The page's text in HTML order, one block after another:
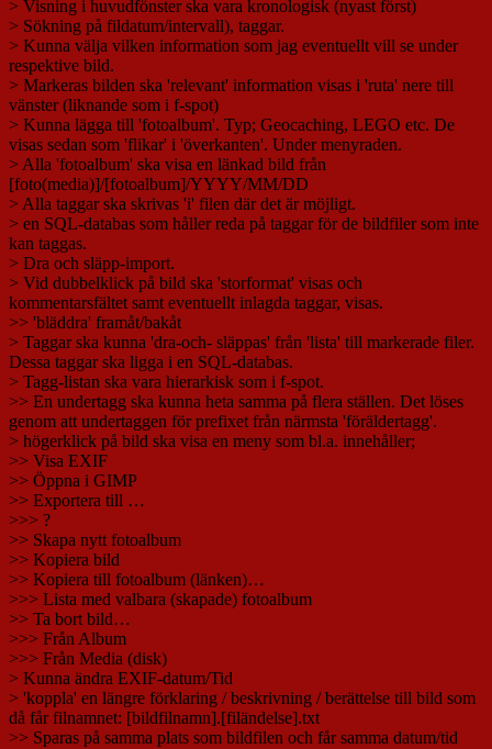
> Visning i huvudfönster ska vara kronologisk (nyast först)
> Sökning på fildatum/intervall), taggar.
> Kunna välja vilken information som jag eventuellt vill se under
respektive bild.
> Markeras bilden ska 'relevant' information visas i 'ruta' nere till
vänster (liknande som i f-spot)
> Kunna lägga till 'fotoalbum'. Typ; Geocaching, LEGO etc. De
visas sedan som 'flikar' i 'överkanten'. Under menyraden.
> Alla 'fotoalbum' ska visa en länkad bild från
[foto(media)]/[fotoalbum]/YYYY/MM/DD
> Alla taggar ska skrivas 'i' filen där det är möjligt.
> en SQL-databas som håller reda på taggar för de bildfiler som inte
kan taggas.
> Dra och släpp-import.
> Vid dubbelklick på bild ska 'storformat' visas och
kommentarsfältet samt eventuellt inlagda taggar, visas.
>> 'bläddra' framåt/bakåt
> Taggar ska kunna 'dra-och- släppas' från 'lista' till markerade filer.
Dessa taggar ska ligga i en SQL-databas.
> Tagg-listan ska vara hierarkisk som i f-spot.
>> En undertagg ska kunna heta samma på flera ställen. Det löses
genom att undertaggen för prefixet från närmsta 'föräldertagg'.
> högerklick på bild ska visa en meny som bl.a. innehåller;
>> Visa EXIF
>> Öppna i GIMP
>> Exportera till …
>>> ?
>> Skapa nytt fotoalbum
>> Kopiera bild
>> Kopiera till fotoalbum (länken)…
>>> Lista med valbara (skapade) fotoalbum
>> Ta bort bild…
>>> Från Album
>>> Från Media (disk)
> Kunna ändra EXIF-datum/Tid
> 'koppla' en längre förklaring / beskrivning / berättelse till bild som
då får filnamnet: [bildfilnamn].[filändelse].txt
>> Sparas på samma plats som bildfilen och får samma datum/tid